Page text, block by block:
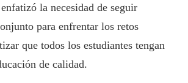
la necesidad de seguir
para enfrentar los retos
que todos los estudiantes tengan
de calidad.